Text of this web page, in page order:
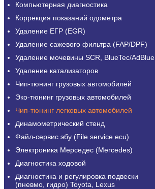
Компьютерная диагностика
Коррекция показаний одометра
Удаление ЕГР (EGR)
Удаление сажевого фильтра (FAP/DPF)
Удаление мочевины SCR, BlueTec/AdBlue
Удаление катализаторов
Чип-тюнинг грузовых автомобилей
Эко-тюнинг грузовых автомобилей
Чип-тюнинг легковых автомобилей
Динамометрический стенд
Файл-сервис эбу (File service ecu)
Электроника Мерседес (Mercedes)
Диагностика ходовой
Диагностика и регулировка подвески
(пневмо, гидро) Toyota, Lexus